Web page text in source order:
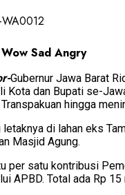
Wow Sad Angry
Gubernur Jawa Barat
Kota dan Bupati se-
hingga
letaknya di lahan eks
Masjid Agung.
per satu kontribusi
APBD. Total ada Rp 15